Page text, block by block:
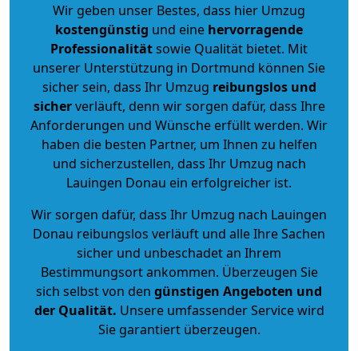
Wir geben unser Bestes, dass hier Umzug
kostengünstig und eine hervorragende
Professionalitätsowie Qualität bietet. Mit
unserer Unterstützung in Dortmund können Sie
sicher sein, dass Ihr Umzug reibungslos und
sicherverläuft, denn wir sorgen dafür, dass Ihre
Anforderungen und Wünsche erfüllt werden. Wir
haben die besten Partner, um Ihnen zu helfen
und sicherzustellen, dass Ihr Umzug nach
Lauingen Donau ein erfolgreicher ist.
Wir sorgen dafür, dass Ihr Umzug nach Lauingen
Donau reibungslos verläuft und alle Ihre Sachen
sicher und unbeschadet an Ihrem
Bestimmungsort ankommen. Überzeugen Sie
sich selbst von den günstigen Angeboten und
der Qualität. Unsere umfassender Service wird
Sie garantiert überzeugen.